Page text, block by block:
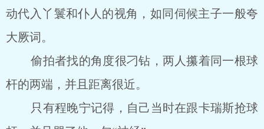
动代入丫鬟和仆人的视角，如同伺候主子一般夸
大厥词。
偷拍者找的角度很刁钻，两人攥着同一根球
杆的两端，并且距离很近。
只有程晚宁记得，自己当时在跟卡瑞斯抢球